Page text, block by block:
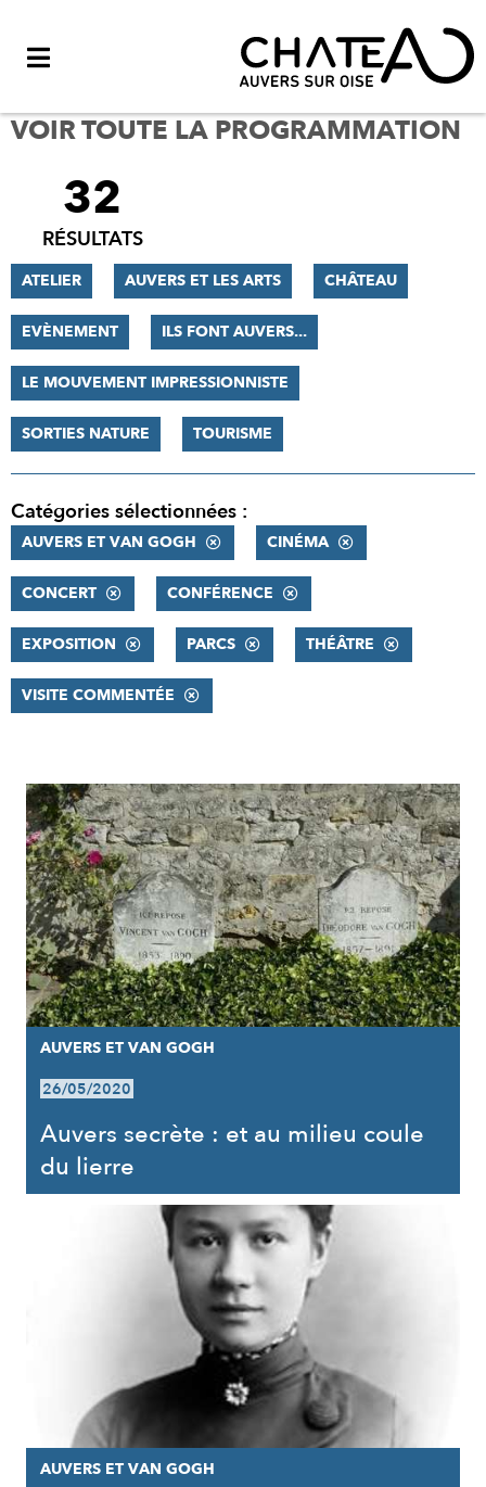
VOIR TOUTE LA PROGRAMMATION
FILTRER
RÉSULTATS
32
RÉSULTATS
ATELIER AUVERS ET LES ARTS CHÂTEAU
EVÈNEMENT ILS FONT AUVERS...
LE MOUVEMENT IMPRESSIONNISTE
SORTIES NATURE TOURISME
Catégories sélectionnées :
AUVERS ET VAN GOGH CINÉMA
CONCERT CONFÉRENCE
EXPOSITION PARCS THÉÂTRE
VISITE COMMENTÉE
RÉSULTATS
AUVERS ET VAN GOGH
26/05/2020
Auvers secrète : et au milieu coule
du lierre
AUVERS ET VAN GOGH